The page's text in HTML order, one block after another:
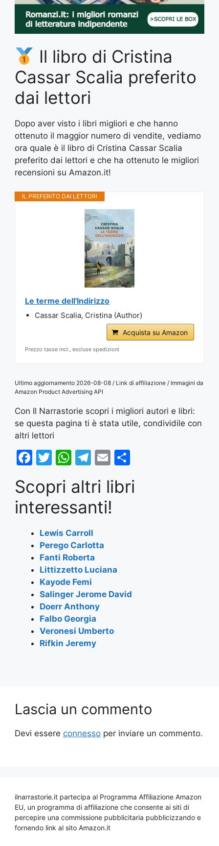
Il libro di Cristina
Cassar Scalia preferito
dai lettori
Dopo aver visto i libri migliori e che hanno
ottenuto il maggior numero di vendite, vediamo
ora quale è il libro di Cristina Cassar Scalia
preferito dai lettori e che ha ottenuto le migliori
recensioni su Amazon.it!
IL PREFERITO DAI LETTORI
Le terme dell'Indirizzo
Cassar Scalia, Cristina (Author)
Acquista su Amazon
Prezzo tasse incl., escluse spedizioni
Ultimo aggiornamento 2026-08-08 / Link di affiliazione / Immagini da
Amazon Product Advertising API
Con Il Narrastorie scopri i migliori autori e libri:
se questa pagina ti è stata utile, condividile con
altri lettori
F
c
e
b
o
o
k
T
itt
er
W
at
s
A
p
p
T
e
gr
a
m
E
ai
l
ar
Scopri altri libri
interessanti!
Lewis Carroll
Perego Carlotta
Fanti Roberta
Littizzetto Luciana
Kayode Femi
Salinger Jerome David
Doerr Anthony
Falbo Georgia
Veronesi Umberto
Rifkin Jeremy
Lascia un commento
Devi essere connesso per inviare un commento.
ilnarrastorie.it partecipa al Programma Affiliazione Amazon
EU, un programma di affiliazione che consente ai siti di
percepire una commissione pubblicitaria pubblicizzando e
fornendo link al sito Amazon.it